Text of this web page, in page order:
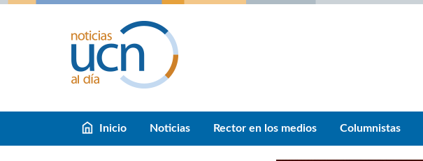
Inicio Noticias Rector en los medios Columnistas